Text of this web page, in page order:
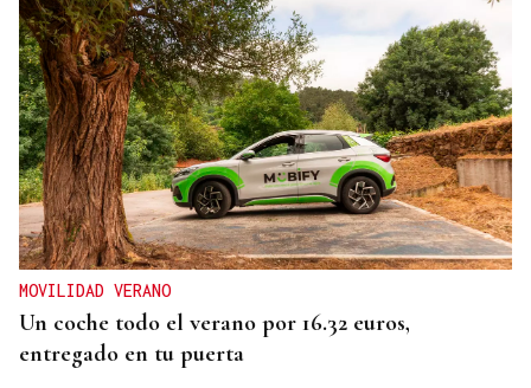
MOVILIDAD VERANO
Un coche todo el verano por 16.32 euros,
entregado en tu puerta